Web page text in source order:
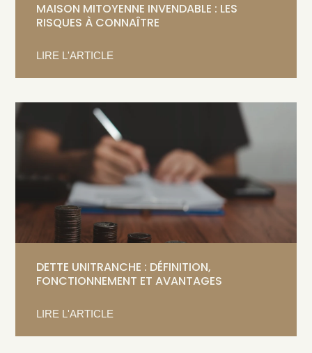
MAISON MITOYENNE INVENDABLE : LES
RISQUES À CONNAÎTRE
LIRE L'ARTICLE
DETTE UNITRANCHE : DÉFINITION,
FONCTIONNEMENT ET AVANTAGES
LIRE L'ARTICLE